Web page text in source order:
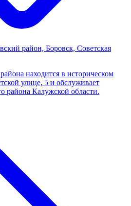
район, Боровск, Советская
находится в историческом
улице, 5 и обслуживает
района Калужской области.